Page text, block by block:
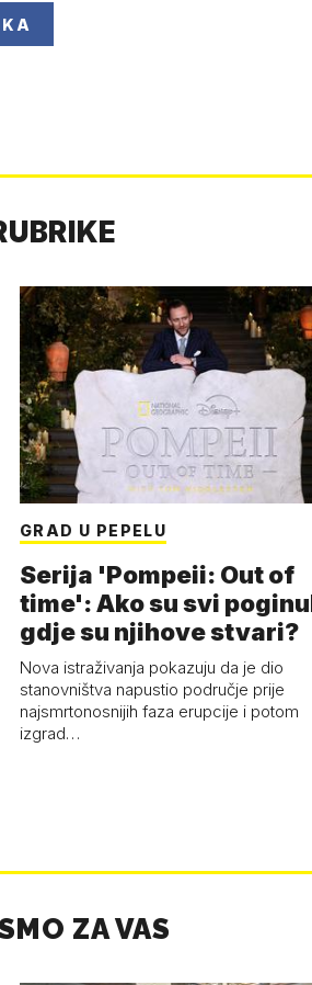
GRAD U PEPELU
Serija 'Pompeii: Out of
time': Ako su svi
gdje su njihove stvari?
Nova istraživanja pokazuju da je dio
stanovništva napustio područje prije
najsmrtonosnijih faza erupcije i potom
izgrad…